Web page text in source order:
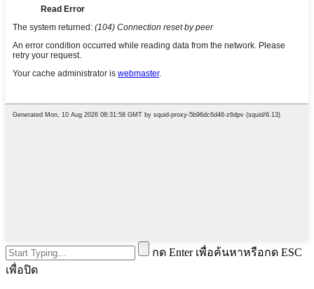
กด Enter เพื่อค้นหาหรือกด ESC
เพื่อปิด